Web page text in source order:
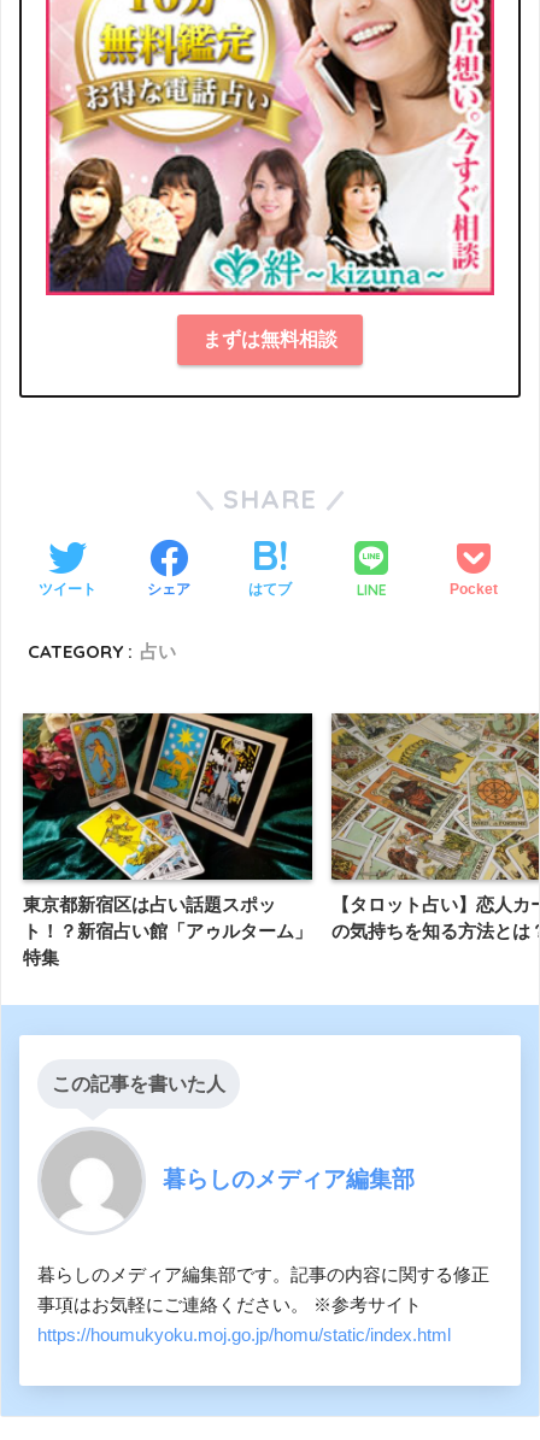
まずは無料相談
SHARE
ツイート シェア はてブ LINE Pocket
CATEGORY : 占い
東京都新宿区は占い話題スポッ
ト！？新宿占い館「アゥルターム」
特集
【タロット占い】恋人カ
の気持ちを知る方法とは
この記事を書いた人
暮らしのメディア編集部
暮らしのメディア編集部です。記事の内容に関する修正
事項はお気軽にご連絡ください。 ※参考サイト
https://houmukyoku.moj.go.jp/homu/static/index.html